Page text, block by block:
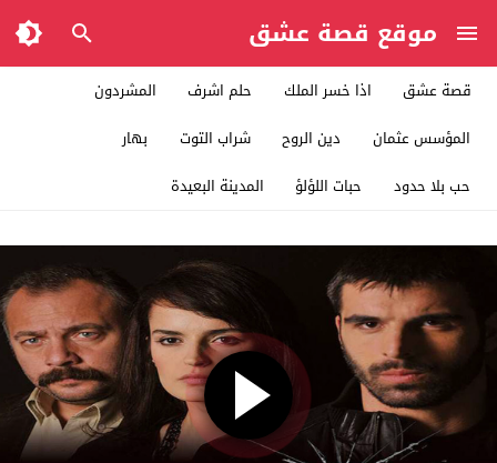
موقع قصة عشق
قصة عشق اذا خسر الملك حلم اشرف
المشردون
المؤسس عثمان
دين الروح شراب التوت
بهار
حب بلا حدود
حبات اللؤلؤ المدينة البعيدة